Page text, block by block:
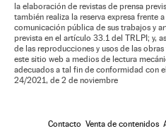
la elaboración de revistas de prensa
también realiza la reserva expresa frente
comunicación pública de sus trabajos y
prevista en el artículo 33.1 del TRLPI; y,
de las reproducciones y usos de las
este sitio web a medios de lectura
adecuados a tal fin de conformidad con
24/2021, de 2 de noviembre
Contacto Venta de contenidos